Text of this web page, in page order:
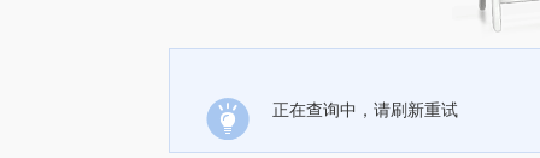
正在查询中，请刷新重试